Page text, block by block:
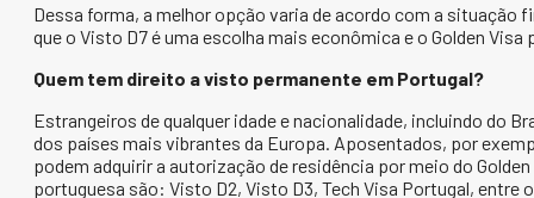
Dessa forma, a melhor opção varia de acordo com a situação
que o Visto D7 é uma escolha mais econômica e o Golden
Quem tem direito a visto permanente em Portugal?
Estrangeiros de qualquer idade e nacionalidade, incluindo do
dos países mais vibrantes da Europa. Aposentados, por
podem adquirir a autorização de residência por meio do
portuguesa são: Visto D2, Visto D3, Tech Visa Portugal, entre